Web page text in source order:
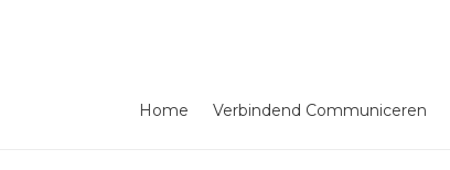
Home Verbindend Communiceren